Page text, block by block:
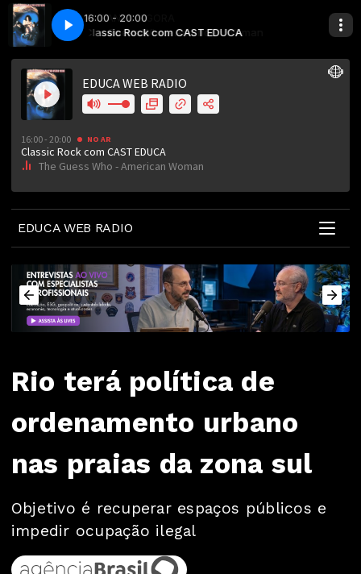
16:00 - 20:00
Classic Rock com CAST EDUCA
The Guess Who - American Woman
EDUCA WEB RADIO
Rio terá política de
ordenamento urbano
nas praias da zona sul
Objetivo é recuperar espaços públicos e
impedir ocupação ilegal